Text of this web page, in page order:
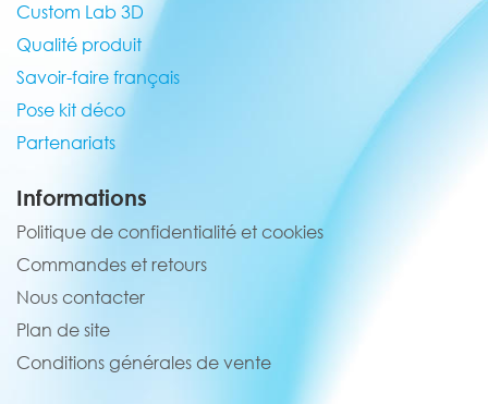
Custom Lab 3D
Qualité produit
Savoir-faire français
Pose kit déco
Partenariats
Informations
Politique de confidentialité et cookies
Commandes et retours
Nous contacter
Plan de site
Conditions générales de vente